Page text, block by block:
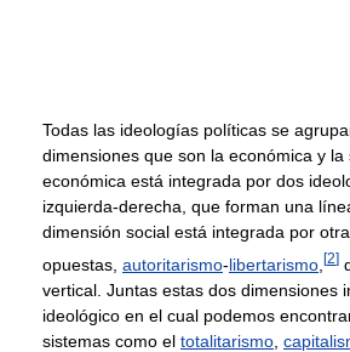
Todas las ideologías políticas se
dimensiones que son la económica y la
económica está integrada por dos
izquierda-derecha, que forman una
dimensión social está integrada por
opuestas, autoritarismo-libertarismo [2]
vertical. Juntas estas dos dimensiones
ideológico en el cual podemos
sistemas como el totalitarismo